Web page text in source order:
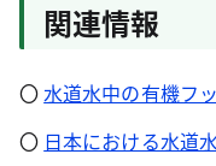
関連情報
〇水道水中の有機フ
〇 日本における水道